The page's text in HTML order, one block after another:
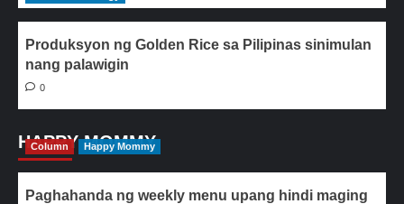
Produksyon ng Golden Rice sa Pilipinas sinimulan
nang palawigin
0
HAPPY MOMMY
Column Happy Mommy
Paghahanda ng weekly menu upang hindi maging